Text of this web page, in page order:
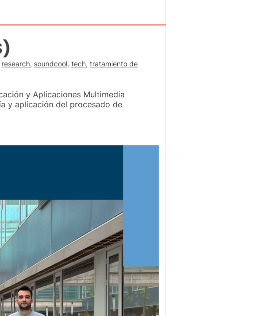
research, soundcool, tech, tratamiento de
y Aplicaciones Multimedia
y aplicación del procesado de